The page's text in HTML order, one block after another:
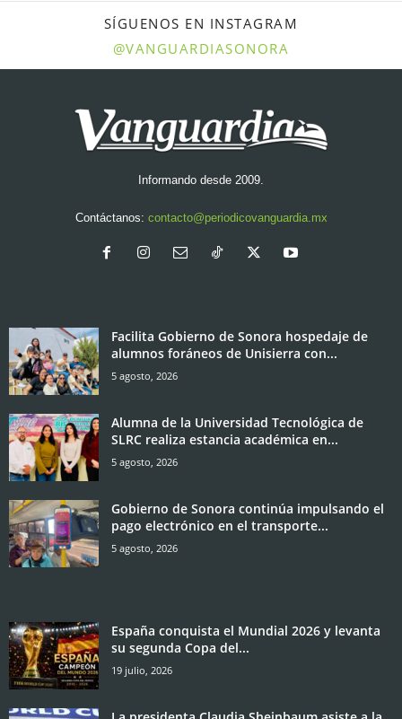
SÍGUENOS EN INSTAGRAM
@VANGUARDIASONORA
Informando desde 2009.
Contáctanos: contacto@periodicovanguardia.mx
Facilita Gobierno de Sonora hospedaje de
alumnos foráneos de Unisierra con...
5 agosto, 2026
Alumna de la Universidad Tecnológica de
SLRC realiza estancia académica en...
5 agosto, 2026
Gobierno de Sonora continúa impulsando el
pago electrónico en el transporte...
5 agosto, 2026
España conquista el Mundial 2026 y levanta
su segunda Copa del...
19 julio, 2026